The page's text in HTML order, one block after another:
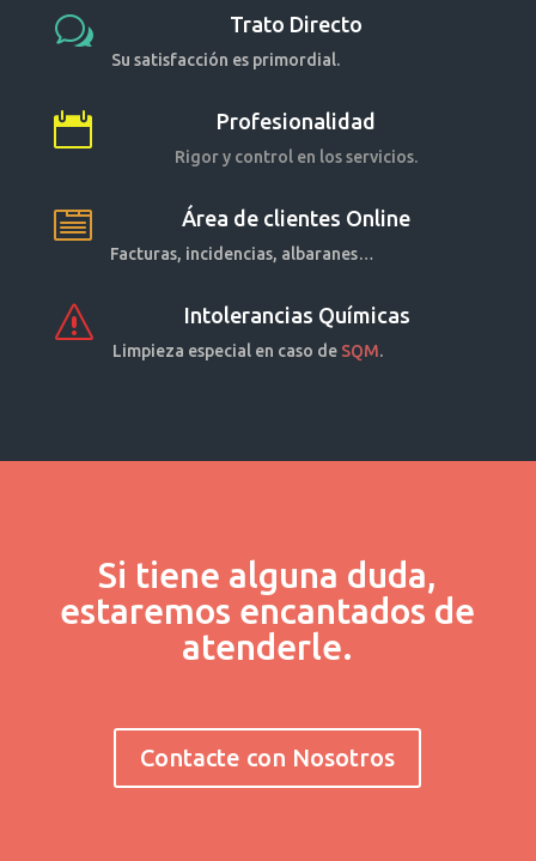
w Trato Directo
Su satisfacción es primordial.
 Profesionalidad
Rigor y control en los servicios.
 Área de clientes Online
Facturas, incidencias, albaranes…
s Intolerancias Químicas
Limpieza especial en caso de SQM.
Si tiene alguna duda,
estaremos encantados de
atenderle.
Contacte con Nosotros